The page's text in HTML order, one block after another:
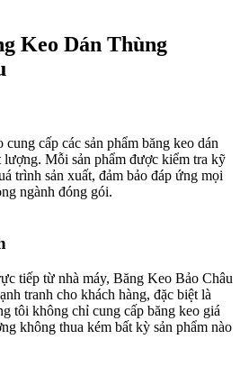
Keo Dán Thùng
cấp các sản phẩm băng keo dán
lượng. Mỗi sản phẩm được kiểm tra kỹ
trình sản xuất, đảm bảo đáp ứng mọi
ngành đóng gói.
tiếp từ nhà máy, Băng Keo Bảo Châu
tranh cho khách hàng, đặc biệt là
tôi không chỉ cung cấp băng keo giá
không thua kém bất kỳ sản phẩm nào